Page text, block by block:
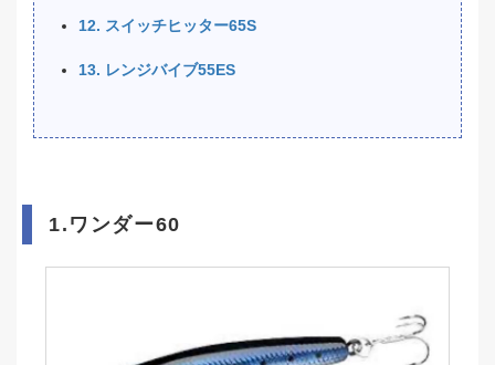
12. スイッチヒッター65S
13. レンジバイブ55ES
1.ワンダー60